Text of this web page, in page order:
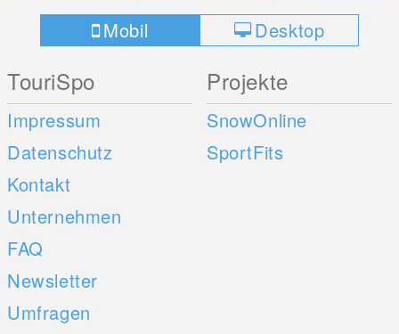
Mobil Desktop
TouriSpo
Impressum
Datenschutz
Kontakt
Unternehmen
FAQ
Newsletter
Umfragen
Projekte
SnowOnline
SportFits